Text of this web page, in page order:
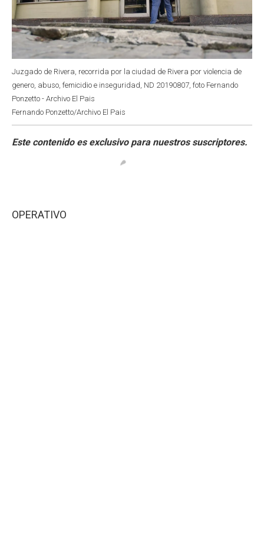
Juzgado de Rivera, recorrida por la ciudad de Rivera por violencia de
genero, abuso, femicidio e inseguridad, ND 20190807, foto Fernando
Ponzetto - Archivo El Pais
Fernando Ponzetto/Archivo El Pais
OPERATIVO